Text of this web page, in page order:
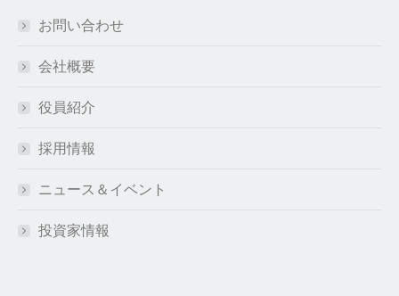
お問い合わせ
会社概要
役員紹介
採用情報
ニュース＆イベント
投資家情報